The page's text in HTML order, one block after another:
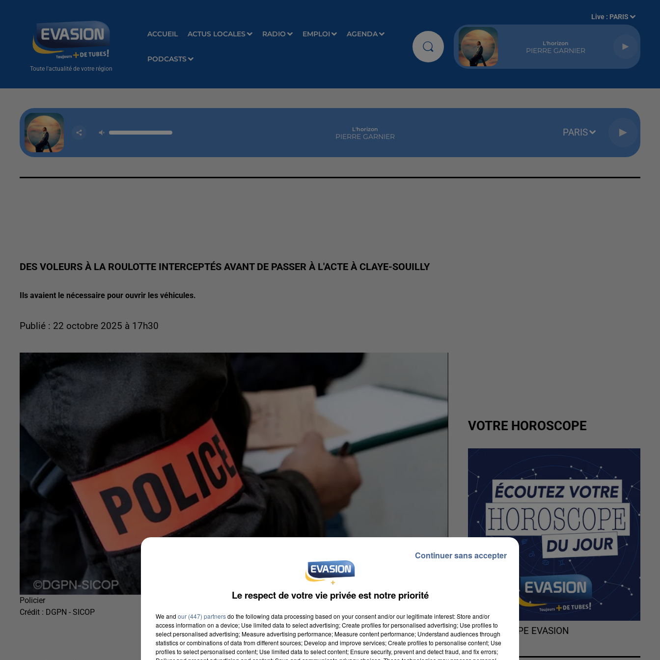
Toute l'actualité de votre région
ACCUEIL ACTUS LOCALES RADIO EMPLOI AGENDA
PODCASTS
Live : PARIS
L'horizon
PIERRE GARNIER
L'horizon
PIERRE GARNIER PARIS
DES VOLEURS À LA ROULOTTE INTERCEPTÉS AVANT DE PASSER À L'ACTE À CLAYE-SOUILLY
Ils avaient le nécessaire pour ouvrir les véhicules.
Publié : 22 octobre 2025 à 17h30
Policier
Crédit : DGPN - SICOP
VOTRE HOROSCOPE
L'HOROSCOPE EVASION
Le respect de votre vie privée est notre priorité
We and our (447) partnersdo the following data processing based on your consent and/or our legitimate interest: Store and/or
access information on a device; Use limited data to select advertising; Create profiles for personalised advertising; Use profiles to
select personalised advertising; Measure advertising performance; Measure content performance; Understand audiences through
statistics or combinations of data from different sources; Develop and improve services; Create profiles to personalise content; Use
profiles to select personalised content; Use limited data to select content; Ensure security, prevent and detect fraud, and fix errors;
Continuer sans accepter